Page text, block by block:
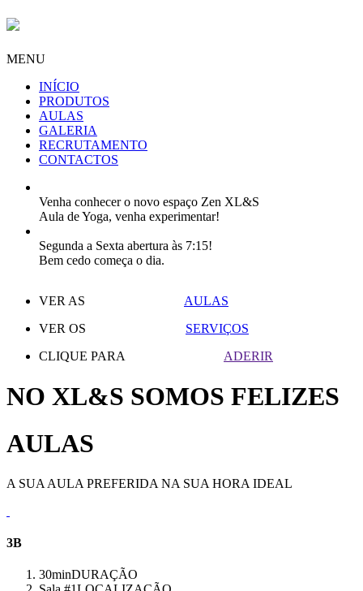
MENU
INÍCIO
PRODUTOS
AULAS
GALERIA
RECRUTAMENTO
CONTACTOS
Venha conhecer o novo espaço Zen XL&S
Aula de Yoga, venha experimentar!
Segunda a Sexta abertura às 7:15!
Bem cedo começa o dia.
VER AS
AULAS
VER OS
SERVIÇOS
CLIQUE PARA
ADERIR
NO XL&S SOMOS FELIZES
AULAS
A SUA AULA PREFERIDA NA SUA HORA IDEAL
3B
30minDURAÇÃO